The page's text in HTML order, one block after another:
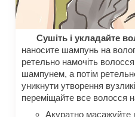
Сушіть і укладайте
наносите шампунь на
ретельно намочіть
шампунем, а потім
уникнути утворення
переміщайте все волосся
Акуратно масажуйте